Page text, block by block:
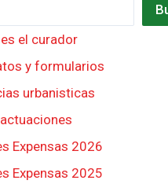
el curador
y formularios
urbanisticas
Expensas 2026
Expensas 2025